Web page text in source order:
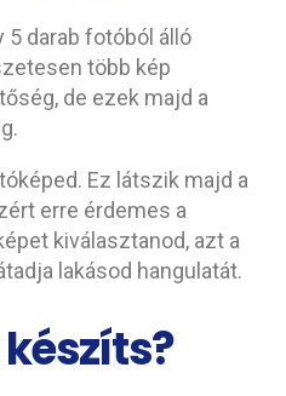
5 darab fotóból álló
több kép
de ezek majd a
Ez látszik majd a
erre érdemes a
kiválasztanod, azt a
lakásod hangulatát.